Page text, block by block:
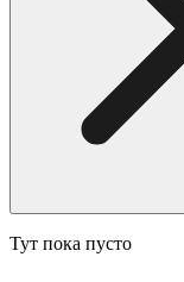
Тут пока пусто